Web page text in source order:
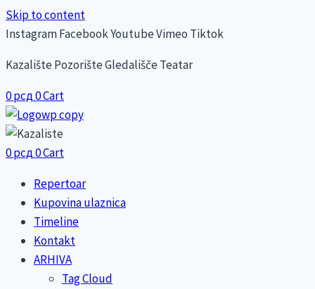
Skip to content
InstagramFacebookYoutubeVimeo Tiktok
Kazalište Pozorište Gledališče Teatar
0рсд0Cart
0рсд0Cart
Repertoar
Kupovina ulaznica
Timeline
Kontakt
ARHIVA
Tag Cloud